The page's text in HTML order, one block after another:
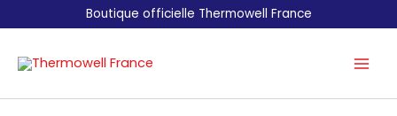
au
contenu
Boutique officielle Thermowell France